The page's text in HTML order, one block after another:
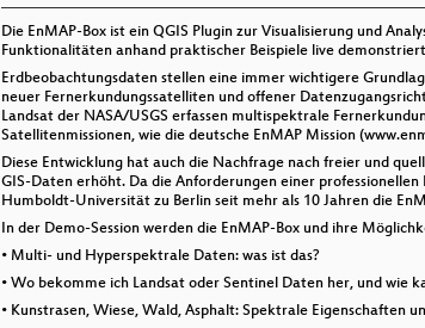
Die EnMAP-Box ist ein QGIS Plugin zur Visualisierung und
Funktionalitäten anhand praktischer Beispiele live
Erdbeobachtungsdaten stellen eine immer wichtigere
neuer Fernerkundungssatelliten und offener
Landsat der NASA/USGS erfassen multispektrale
Satellitenmissionen, wie die deutsche EnMAP Mission
Diese Entwicklung hat auch die Nachfrage nach freier und
GIS-Daten erhöht. Da die Anforderungen einer
Humboldt-Universität zu Berlin seit mehr als 10 Jahren die
In der Demo-Session werden die EnMAP-Box und ihre
• Multi- und Hyperspektrale Daten: was ist das?
• Wo bekomme ich Landsat oder Sentinel Daten her, und wie
• Kunstrasen, Wiese, Wald, Asphalt: Spektrale Eigenschaften